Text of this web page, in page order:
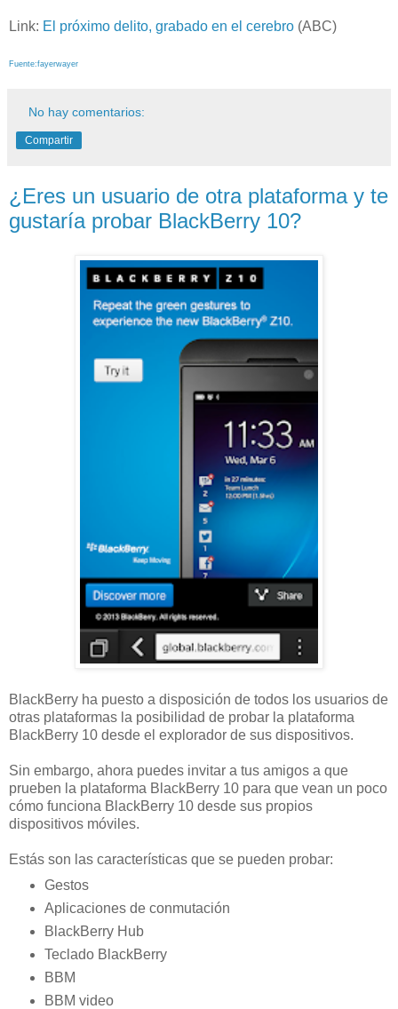
Link: El próximo delito, grabado en el cerebro (ABC)
Fuente:fayerwayer
No hay comentarios:
Compartir
¿Eres un usuario de otra plataforma y te
gustaría probar BlackBerry 10?
BlackBerry ha puesto a disposición de todos los usuarios de
otras plataformas la posibilidad de probar la plataforma
BlackBerry 10 desde el explorador de sus dispositivos.
Sin embargo, ahora puedes invitar a tus amigos a que
prueben la plataforma BlackBerry 10 para que vean un poco
cómo funciona BlackBerry 10 desde sus propios
dispositivos móviles.
Estás son las características que se pueden probar:
Gestos
Aplicaciones de conmutación
BlackBerry Hub
Teclado BlackBerry
BBM
BBM video